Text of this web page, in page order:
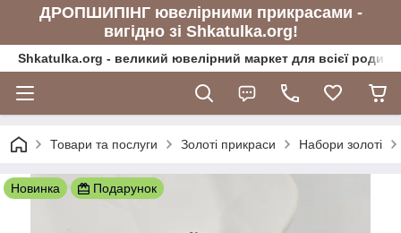
ДРОПШИПІНГ ювелірними прикрасами -
вигідно зі Shkatulka.org!
Shkatulka.org - великий ювелірний маркет для всієї
Товари та послуги Золоті прикраси Набори золоті
Новинка Подарунок